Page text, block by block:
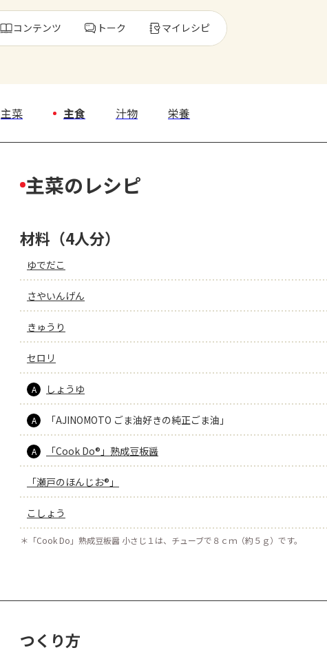
コンテンツ トーク マイレシピ
もっと見る
主菜 主食 汁物 栄養
主菜のレシピ
材料（4人分）
ゆでだこ
さやいんげん
きゅうり
セロリ
A しょうゆ
A 「AJINOMOTO ごま油好きの純正ごま油」
A 「Cook Do®」熟成豆板醤
「瀬戸のほんじお®」
こしょう
＊ 「Cook Do」熟成豆板醤 小さじ１は、チューブで８ｃｍ（約５ｇ）です。
つくり方